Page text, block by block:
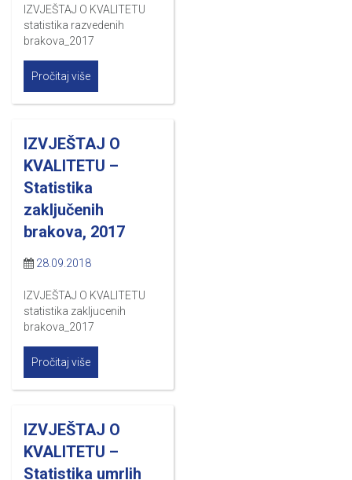
IZVJEŠTAJ O KVALITETU
statistika razvedenih
brakova_2017
Pročitaj više
IZVJEŠTAJ O
KVALITETU –
Statistika
zaključenih
brakova, 2017
28.09.2018
IZVJEŠTAJ O KVALITETU
statistika zakljucenih
brakova_2017
Pročitaj više
IZVJEŠTAJ O
KVALITETU –
Statistika umrlih